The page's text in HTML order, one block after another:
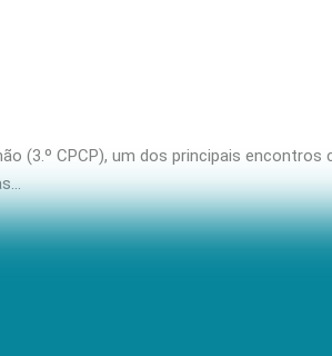
(3.º CPCP), um dos principais